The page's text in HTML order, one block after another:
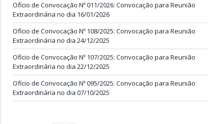
Ofício de Convocação Nº 011/2026: Convocação para Reunião
Extraordinária no dia 16/01/2026
Ofício de Convocação Nº 108/2025: Convocação para Reunião
Extraordinária no dia 24/12/2025
Ofício de Convocação Nº 107/2025: Convocação para Reunião
Extraordinária no dia 22/12/2025
Ofício de Convocação Nº 095/2025: Convocação para Reunião
Extraordinária no dia 07/10/2025